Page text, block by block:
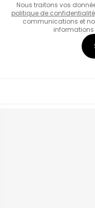
Nous traitons vos
politique de confidentialité
communications et
informations